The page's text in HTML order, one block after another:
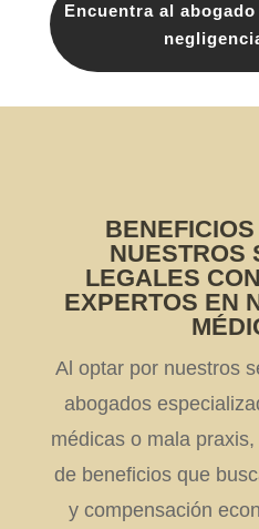
Encuentra al
NUESTROS
LEGALES
EXPERTOS EN
Al optar por nuestros
abogados
médicas o mala
de beneficios que
y compensación